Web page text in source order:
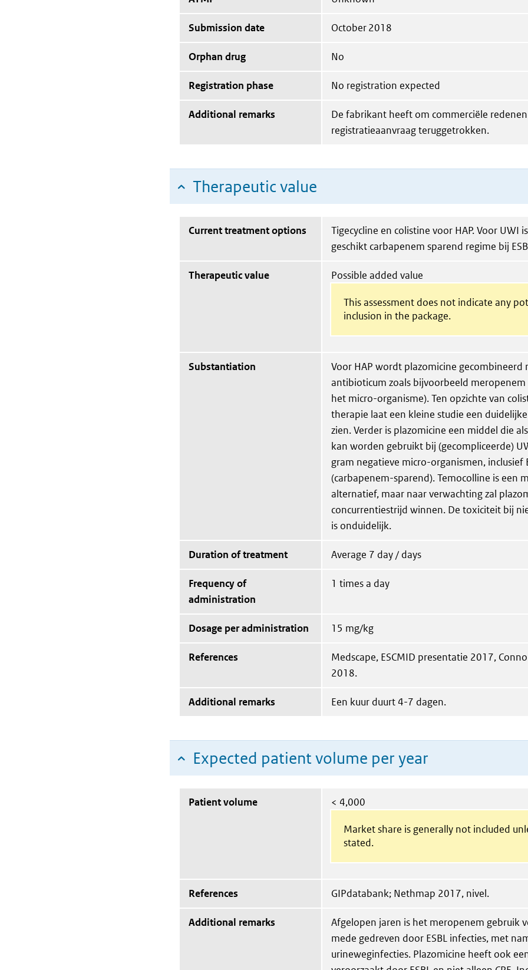
Submission date October 2018
Orphan drug No
Registration phase No registration expected
Additional remarks
De fabrikant heeft om commerciële
registratieaanvraag teruggetrokken.
Therapeutic value
Current treatment options
Tigecycline en colistine voor HAP. Voor UWI
geschikt carbapenem sparend regime bij
Therapeutic value Possible added value
This assessment does not indicate any
inclusion in the package.
Substantiation
Voor HAP wordt plazomicine gecombineerd
antibioticum zoals bijvoorbeeld
het micro-organisme). Ten opzichte van
therapie laat een kleine studie een
zien. Verder is plazomicine een middel die
kan worden gebruikt bij (gecompliceerde)
gram negatieve micro-organismen, inclusief
(carbapenem-sparend). Temocolline is een
alternatief, maar naar verwachting zal
concurrentiestrijd winnen. De toxiciteit bij
is onduidelijk.
Duration of treatment Average 7 day / days
Frequency of
administration
1 times a day
Dosage per administration 15 mg/kg
References
Medscape, ESCMID presentatie 2017,
2018.
Additional remarks Een kuur duurt 4-7 dagen.
Expected patient volume per year
Patient volume < 4,000
Market share is generally not included
stated.
References GIPdatabank; Nethmap 2017, nivel.
Additional remarks
Afgelopen jaren is het meropenem gebruik
mede gedreven door ESBL infecties, met
urineweginfecties. Plazomicine heeft ook